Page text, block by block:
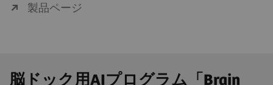
製品ページ
脳ドック用AIプログラム「Brain